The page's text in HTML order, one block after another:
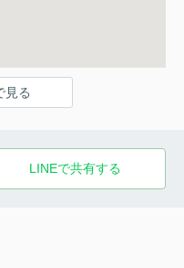
見る
LINEで共有する